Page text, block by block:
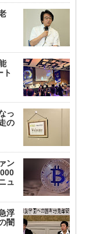
ト
っ
の
ン
ュ
浮
闇